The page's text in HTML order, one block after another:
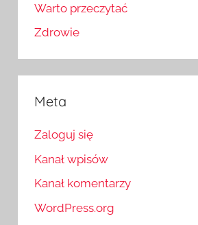
Warto przeczytać
Zdrowie
Meta
Zaloguj się
Kanał wpisów
Kanał komentarzy
WordPress.org